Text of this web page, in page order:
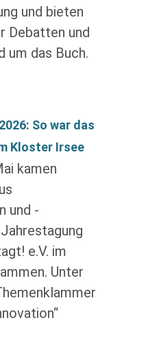
und bieten
Debatten und
um das Buch.
So war das
Kloster Irsee
kamen
und -
e.V. im
Unter